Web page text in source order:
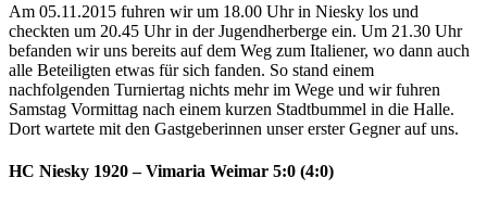
Am 05.11.2015 fuhren wir um 18.00 Uhr in Niesky los und
checkten um 20.45 Uhr in der Jugendherberge ein. Um 21.30 Uhr
befanden wir uns bereits auf dem Weg zum Italiener, wo dann auch
alle Beteiligten etwas für sich fanden. So stand einem
nachfolgenden Turniertag nichts mehr im Wege und wir fuhren
Samstag Vormittag nach einem kurzen Stadtbummel in die Halle.
Dort wartete mit den Gastgeberinnen unser erster Gegner auf uns.
HC Niesky 1920 – Vimaria Weimar 5:0 (4:0)